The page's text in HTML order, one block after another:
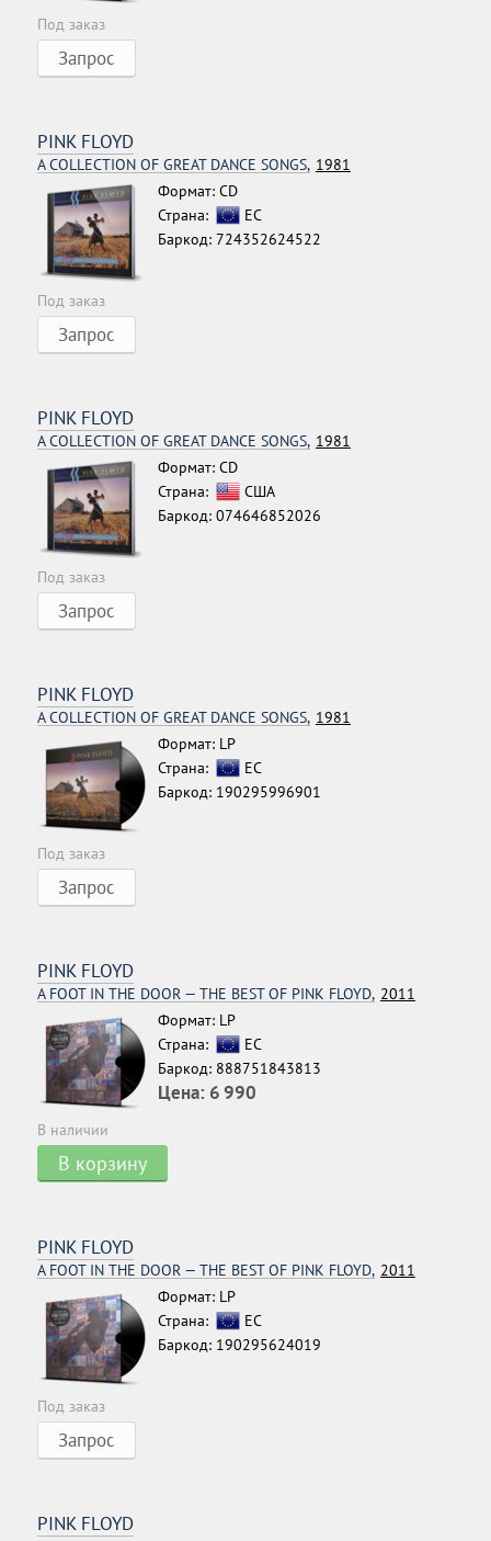
Под заказ
Запрос
PINK FLOYD
A COLLECTION OF GREAT DANCE SONGS, 1981
Формат: CD
Страна:
ЕС
Баркод: 724352624522
Под заказ
Запрос
PINK FLOYD
A COLLECTION OF GREAT DANCE SONGS, 1981
Формат: CD
Страна:
США
Баркод: 074646852026
Под заказ
Запрос
PINK FLOYD
A COLLECTION OF GREAT DANCE SONGS, 1981
Формат: LP
Страна:
ЕС
Баркод: 190295996901
Под заказ
Запрос
PINK FLOYD
A FOOT IN THE DOOR — THE BEST OF PINK FLOYD, 2011
Формат: LP
Страна:
ЕС
Баркод: 888751843813
Цена: 6 990
В наличии
В корзину
PINK FLOYD
A FOOT IN THE DOOR — THE BEST OF PINK FLOYD, 2011
Формат: LP
Страна:
ЕС
Баркод: 190295624019
Под заказ
Запрос
PINK FLOYD